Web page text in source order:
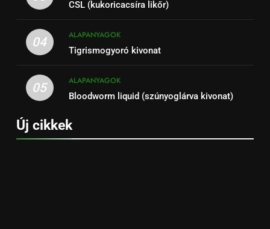
CSL (kukoricacsíra likőr)
04
ALAPANYAGOK
Tigrismogyoró kivonat
05
ALAPANYAGOK
Bloodworm liquid (szúnyoglárva kivonat)
Új cikkek